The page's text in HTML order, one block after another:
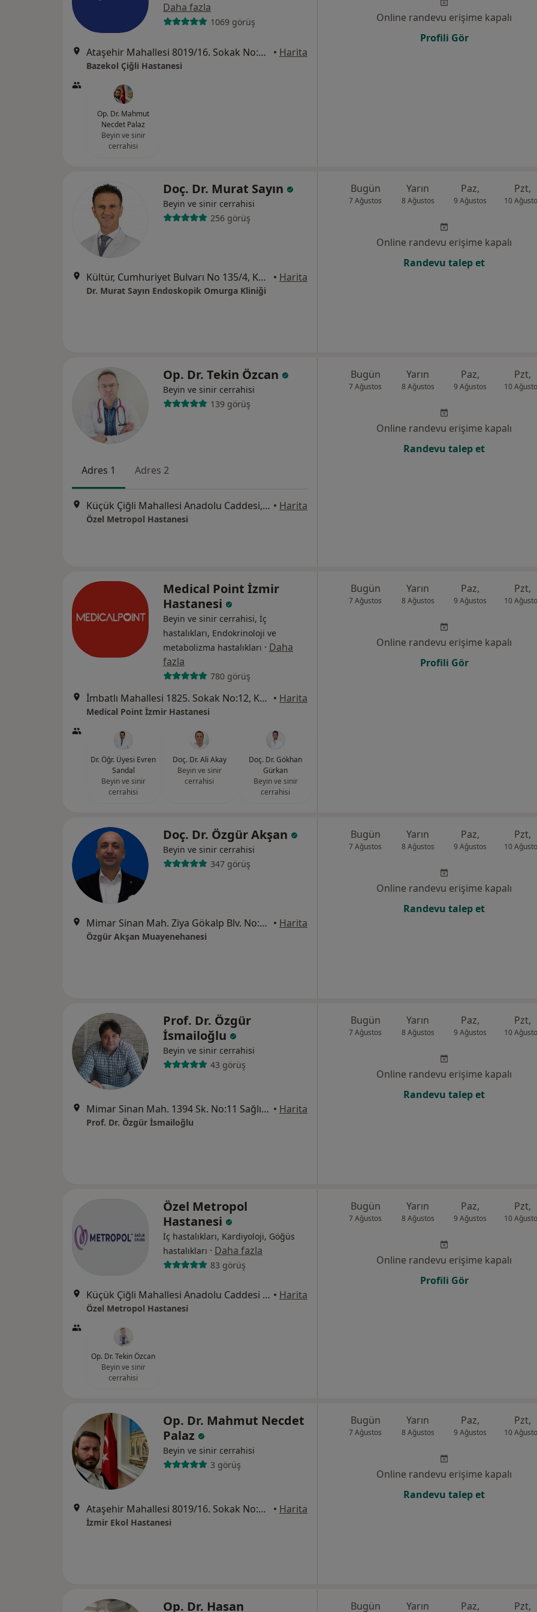
Daha fazla
1069 görüş
Ataşehir Mahallesi 8019/16. Sokak No:4, Çiğli • Harita
Bazekol Çiğli Hastanesi
Op. Dr. Mahmut
Necdet Palaz
Beyin ve sinir
cerrahisi
Online randevu erişime kapalı
Profili Gör
Doç. Dr. Murat Sayın
Beyin ve sinir cerrahisi
256 görüş
Kültür, Cumhuriyet Bulvarı No 135/4, Konak/İzmir, İzmir • Harita
Dr. Murat Sayın Endoskopik Omurga Kliniği
Bugün
7 Ağustos
Yarın
8 Ağustos
Paz,
9 Ağustos
Pzt,
10
Online randevu erişime kapalı
Randevu talep et
Op. Dr. Tekin Özcan
Beyin ve sinir cerrahisi
139 görüş
Adres 1 Adres 2
Küçük Çiğli Mahallesi Anadolu Caddesi, İzmir • Harita
Özel Metropol Hastanesi
Bugün
7 Ağustos
Yarın
8 Ağustos
Paz,
9 Ağustos
Pzt,
10
Online randevu erişime kapalı
Randevu talep et
Medical Point İzmir
Hastanesi
Beyin ve sinir cerrahisi, İç
hastalıkları, Endokrinoloji ve
metabolizma hastalıkları · Daha
fazla
780 görüş
İmbatlı Mahallesi 1825. Sokak No:12, Karşıyaka • Harita
Medical Point İzmir Hastanesi
Dr. Öğr. Üyesi Evren
Sandal
Beyin ve sinir
cerrahisi
Doç. Dr. Ali Akay
Beyin ve sinir
cerrahisi
Doç. Dr. Gökhan
Gürkan
Beyin ve sinir
cerrahisi
Bugün
7 Ağustos
Yarın
8 Ağustos
Paz,
9 Ağustos
Pzt,
10
Online randevu erişime kapalı
Profili Gör
Doç. Dr. Özgür Akşan
Beyin ve sinir cerrahisi
347 görüş
Mimar Sinan Mah. Ziya Gökalp Blv. No:28 D:1, Alsancak, İzmir • Harita
Özgür Akşan Muayenehanesi
Bugün
7 Ağustos
Yarın
8 Ağustos
Paz,
9 Ağustos
Pzt,
10
Online randevu erişime kapalı
Randevu talep et
Prof. Dr. Özgür
İsmailoğlu
Beyin ve sinir cerrahisi
43 görüş
Mimar Sinan Mah. 1394 Sk. No:11 Sağlık İşhanı Kat 6 D: 16 Alsancak, İzmir • Harita
Prof. Dr. Özgür İsmailoğlu
Bugün
7 Ağustos
Yarın
8 Ağustos
Paz,
9 Ağustos
Pzt,
10
Online randevu erişime kapalı
Randevu talep et
Özel Metropol
Hastanesi
İç hastalıkları, Kardiyoloji, Göğüs
hastalıkları · Daha fazla
83 görüş
Küçük Çiğli Mahallesi Anadolu Caddesi No:1169, Çiğli • Harita
Özel Metropol Hastanesi
Op. Dr. Tekin Özcan
Beyin ve sinir
cerrahisi
Bugün
7 Ağustos
Yarın
8 Ağustos
Paz,
9 Ağustos
Pzt,
10
Online randevu erişime kapalı
Profili Gör
Op. Dr. Mahmut Necdet
Palaz
Beyin ve sinir cerrahisi
3 görüş
Ataşehir Mahallesi 8019/16. Sokak No:4, Çiğli • Harita
İzmir Ekol Hastanesi
Bugün
7 Ağustos
Yarın
8 Ağustos
Paz,
9 Ağustos
Pzt,
10
Online randevu erişime kapalı
Randevu talep et
Op. Dr. Hasan Bugün Yarın Paz, Pzt,